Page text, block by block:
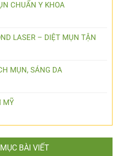
CHUẨN Y KHOA
LASER – DIỆT MỤN TẬN
MỤN, SÁNG DA
MỸ
BÀI VIẾT